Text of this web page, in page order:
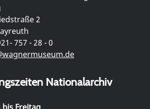
2
757 - 28 - 0
Nationalarchiv
Freitag